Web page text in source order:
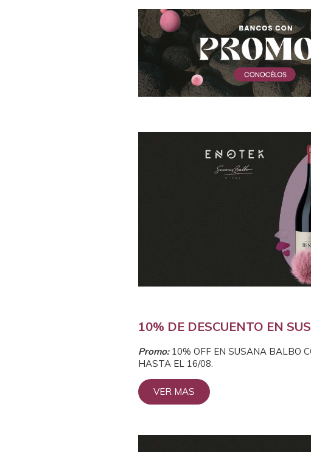
10% DE DESCUENTO EN
Promo: 10% OFF EN SUSANA BALBO
HASTA EL 16/08.
VER MAS